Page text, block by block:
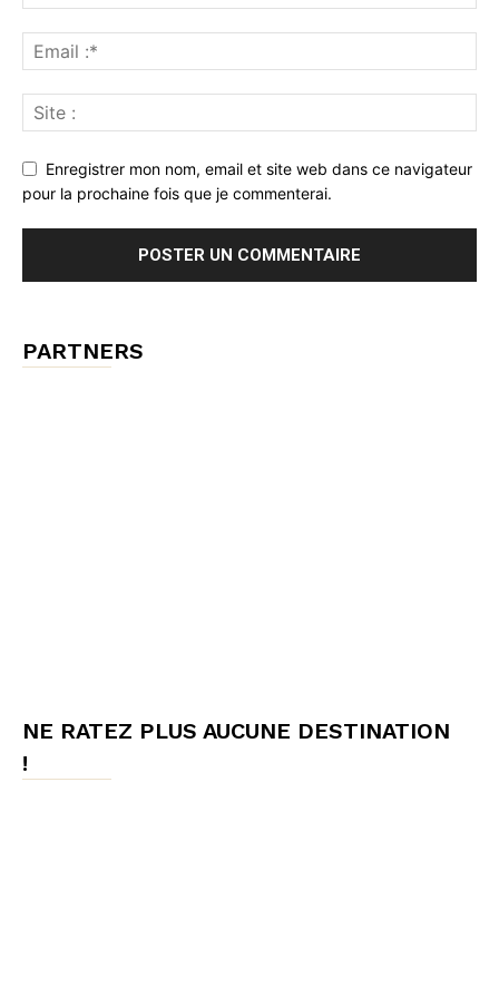
Enregistrer mon nom, email et site web dans ce navigateur
pour la prochaine fois que je commenterai.
PARTNERS
NE RATEZ PLUS AUCUNE DESTINATION
!